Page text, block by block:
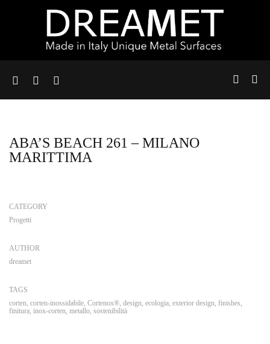
ABA’S BEACH 261 – MILANO
MARITTIMA
CATEGORY
Progetti
AUTHOR
dreamet
TAGS
corten, corten-inossidabile, Cortenox®️, design, ecologia, exterior design, finishes,
finitura, inox-corten, metallo, sostenibilità